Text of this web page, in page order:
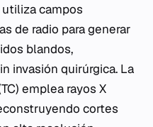
utiliza campos
de radio para generar
blandos,
invasión quirúrgica. La
emplea rayos X
cortes